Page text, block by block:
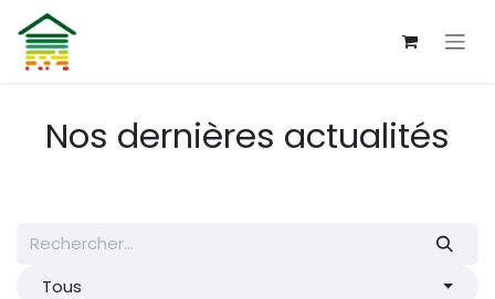
Se rendre au contenu
Nos dernières actualités
Tous